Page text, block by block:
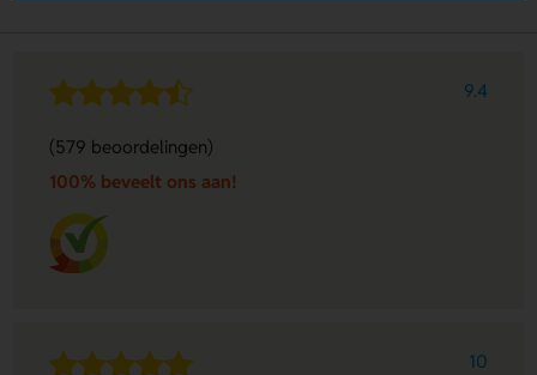
9.4
(579 beoordelingen)
100% beveelt ons aan!
10